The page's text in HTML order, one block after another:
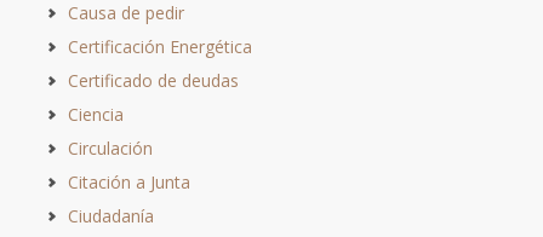
Causa de pedir
Certificación Energética
Certificado de deudas
Ciencia
Circulación
Citación a Junta
Ciudadanía